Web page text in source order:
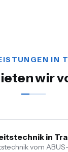
IN
wir
in
vom